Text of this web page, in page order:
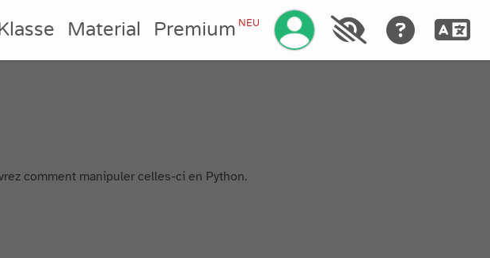
Material PremiumNEU Ihr Konto verwalten
comment manipuler celles-ci en Python.